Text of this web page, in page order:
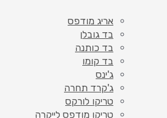
אריג מודפס
בד גובלן
בד כותנה
בד קומו
ג'ינס
ג'קרד תחרה
טריקו לורקס
טריקו מודפס לייקרה